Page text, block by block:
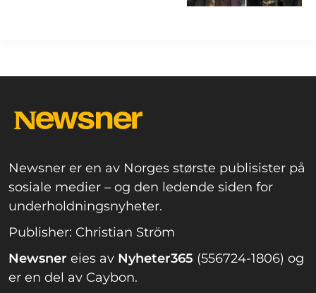
Newsner er en av Norges største publisister på
sosiale medier – og den ledende siden for
underholdningsnyheter.
Publisher: Christian Ström
Newsner eies av Nyheter365 (556724-1806) og
er en del av Caybon.